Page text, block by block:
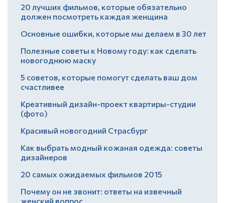
20 лучших фильмов, которые обязательно
должен посмотреть каждая женщина
Основные ошибки, которые мы делаем в 30 лет
Полезные советы к Новому году: как сделать
новогоднюю маску
5 советов, которые помогут сделать ваш дом
счастливее
Креативный дизайн-проект квартиры-студии
(фото)
Красивый новогодний Страсбург
Как выбрать модный кожаная одежда: советы
дизайнеров
20 самых ожидаемых фильмов 2015
Почему он не звонит: ответы на извечный
женский вопрос